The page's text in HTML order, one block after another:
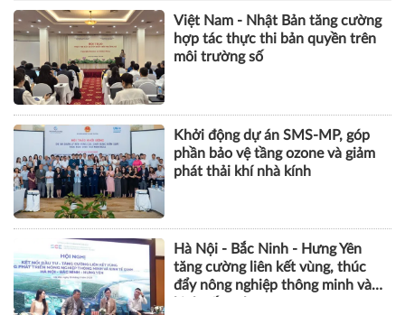
Việt Nam - Nhật Bản tăng cường
hợp tác thực thi bản quyền trên
môi trường số
Khởi động dự án SMS-MP, góp
phần bảo vệ tầng ozone và giảm
phát thải khí nhà kính
Hà Nội - Bắc Ninh - Hưng Yên
tăng cường liên kết vùng, thúc
đẩy nông nghiệp thông minh và